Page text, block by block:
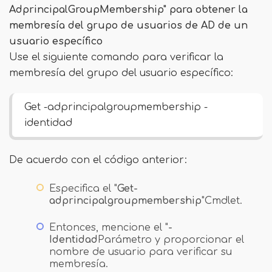
AdprincipalGroupMembership" para obtener la
membresía del grupo de usuarios de AD de un
usuario específico
Use el siguiente comando para verificar la
membresía del grupo del usuario específico:
Get -adprincipalgroupmembership -
identidad
De acuerdo con el código anterior:
Especifica el "Get-
adprincipalgroupmembership"Cmdlet.
Entonces, mencione el "-
Identidad Parámetro y proporcionar el
nombre de usuario para verificar su
membresía.